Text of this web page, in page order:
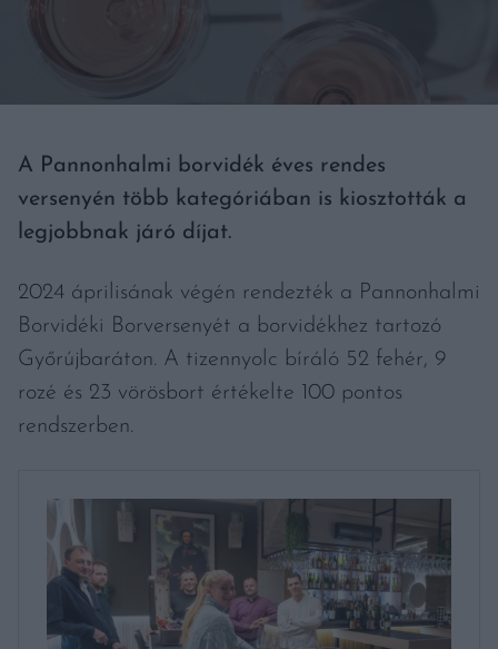
A Pannonhalmi borvidék éves rendes
versenyén több kategóriában is kiosztották a
legjobbnak járó díjat.
2024 áprilisának végén rendezték a Pannonhalmi
Borvidéki Borversenyét a borvidékhez tartozó
Győrújbaráton. A tizennyolc bíráló 52 fehér, 9
rozé és 23 vörösbort értékelte 100 pontos
rendszerben.